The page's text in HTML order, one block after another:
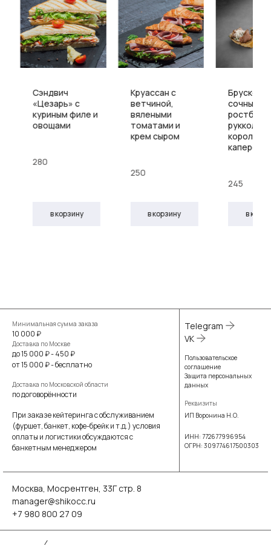
Сэндвич
«Цезарь» с
куриным филе и
овощами
280
в корзину
Круассан с
ветчиной,
вялеными
томатами и
крем сыром
250
в корзину
сочным
рукколой
каперсом
245
в
Минимальная сумма заказа
10 000 ₽
Доставка по Москве
до 15 000 ₽ - 450 ₽
от 15 000 ₽ - бесплатно
Доставка по Московской области
по договорённости
При заказе кейтеринга с обслуживанием
(фуршет, банкет, кофе-брейк и т.д.) условия
оплаты и логистики обсуждаются с
банкетным менеджером
Telegram
VK
Пользовательское
соглашение
Защита персональных
данных
Реквизиты
ИП Воронина Н.О.
ИНН: 772677996954
ОГРН: 309774617500303
Москва, Мосрентген, 33Г стр. 8
manager@shikocc.ru
+7 980 800 27 09